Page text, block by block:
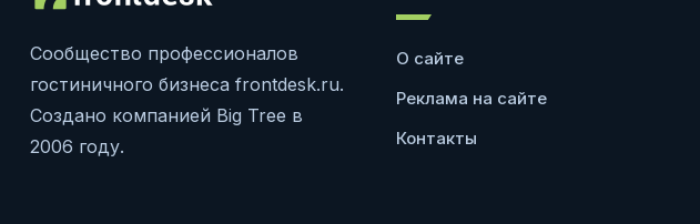
Сообщество профессионалов
гостиничного бизнеса frontdesk.ru.
Создано компанией Big Tree в
2006 году.
О сайте
Реклама на сайте
Контакты